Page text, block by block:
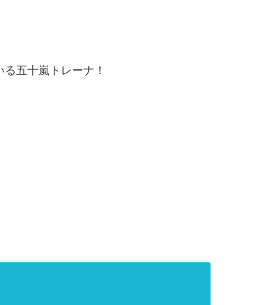
五十嵐トレーナ！